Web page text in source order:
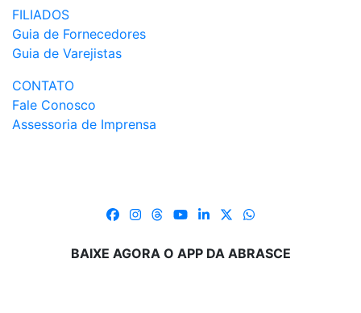
FILIADOS
Guia de Fornecedores
Guia de Varejistas
CONTATO
Fale Conosco
Assessoria de Imprensa
BAIXE AGORA O APP DA ABRASCE